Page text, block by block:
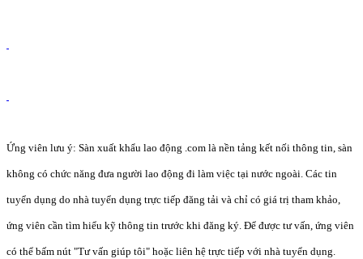
Ứng viên lưu ý: Sàn xuất khẩu lao động .com là nền tảng kết nối thông tin, sàn
không có chức năng đưa người lao động đi làm việc tại nước ngoài. Các tin
tuyển dụng do nhà tuyển dụng trực tiếp đăng tải và chỉ có giá trị tham khảo,
ứng viên cần tìm hiểu kỹ thông tin trước khi đăng ký. Để được tư vấn, ứng viên
có thể bấm nút "Tư vấn giúp tôi" hoặc liên hệ trực tiếp với nhà tuyển dụng.